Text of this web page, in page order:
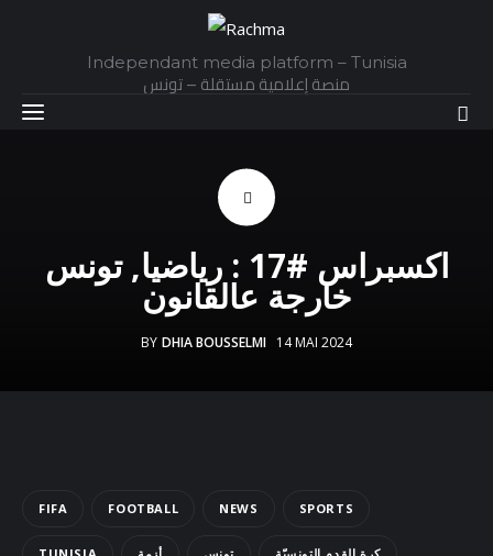
Independant media platform – Tunisia
منصة إعلامية مستقلة – تونس
اكسبراس #17 : رياضيا, تونس
خارجة عالقانون
BY DHIA BOUSSELMI 14 MAI 2024
FIFA FOOTBALL NEWS SPORTS